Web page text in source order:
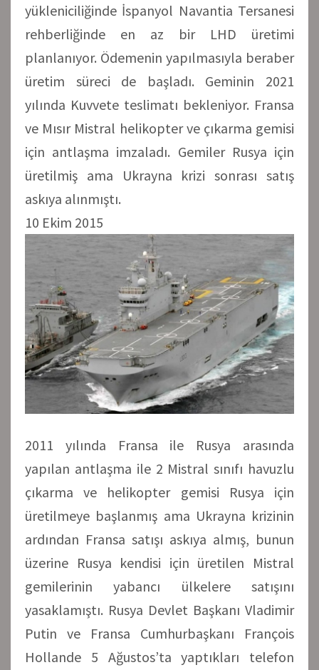
yükleniciliğinde İspanyol Navantia Tersanesi
rehberliğinde en az bir LHD üretimi
planlanıyor. Ödemenin yapılmasıyla beraber
üretim süreci de başladı. Geminin 2021
yılında Kuvvete teslimatı bekleniyor. Fransa
ve Mısır Mistral helikopter ve çıkarma gemisi
için antlaşma imzaladı. Gemiler Rusya için
üretilmiş ama Ukrayna krizi sonrası satış
askıya alınmıştı.
10 Ekim 2015
2011 yılında Fransa ile Rusya arasında
yapılan antlaşma ile 2 Mistral sınıfı havuzlu
çıkarma ve helikopter gemisi Rusya için
üretilmeye başlanmış ama Ukrayna krizinin
ardından Fransa satışı askıya almış, bunun
üzerine Rusya kendisi için üretilen Mistral
gemilerinin yabancı ülkelere satışını
yasaklamıştı. Rusya Devlet Başkanı Vladimir
Putin ve Fransa Cumhurbaşkanı François
Hollande 5 Ağustos’ta yaptıkları telefon